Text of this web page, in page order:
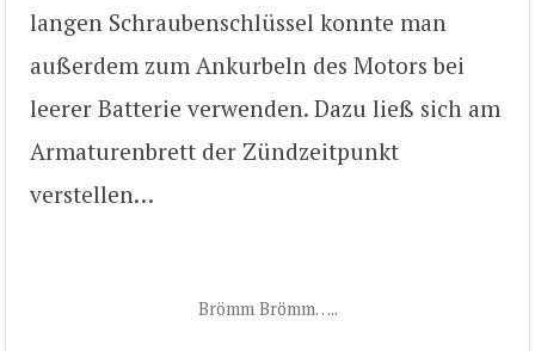
langen Schraubenschlüssel konnte man
außerdem zum Ankurbeln des Motors bei
leerer Batterie verwenden. Dazu ließ sich am
Armaturenbrett der Zündzeitpunkt
verstellen…
Brömm Brömm…..